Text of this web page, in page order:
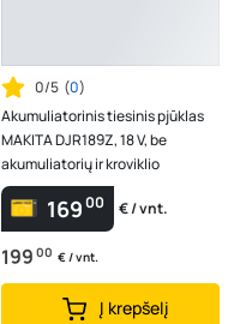
0/5 (0)
Akumuliatorinis tiesinis pjūklas
MAKITA DJR189Z, 18 V, be
akumuliatorių ir kroviklio
16900 € / vnt.
199 00 € / vnt.
Į krepšelį